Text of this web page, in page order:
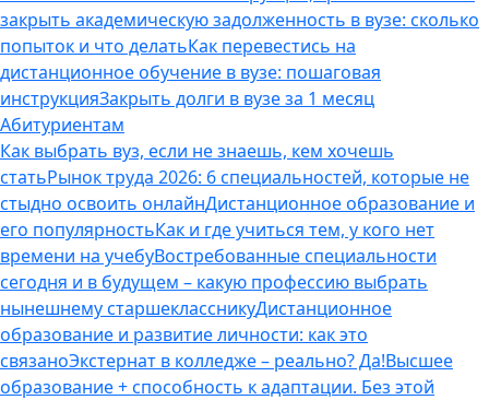
закрыть академическую задолженность в вузе: сколько
попыток и что делатьКак перевестись на
дистанционное обучение в вузе: пошаговая
инструкцияЗакрыть долги в вузе за 1 месяц
Абитуриентам
Как выбрать вуз, если не знаешь, кем хочешь
статьРынок труда 2026: 6 специальностей, которые не
стыдно освоить онлайнДистанционное образование и
его популярностьКак и где учиться тем, у кого нет
времени на учебуВостребованные специальности
сегодня и в будущем – какую профессию выбрать
нынешнему старшеклассникуДистанционное
образование и развитие личности: как это
связаноЭкстернат в колледже – реально? Да!Высшее
образование + способность к адаптации. Без этой